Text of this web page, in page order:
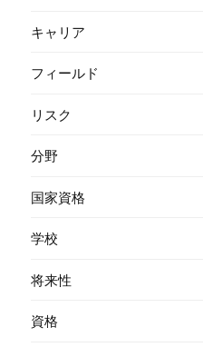
キャリア
フィールド
リスク
分野
国家資格
学校
将来性
資格